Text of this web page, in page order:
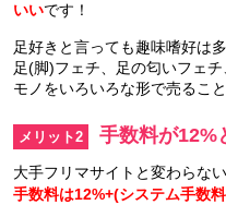
いいです！
足好きと言っても趣味嗜好は多
足(脚)フェチ、足の匂いフェ
モノをいろいろな形で売ること
メリット2 手数料が12%
大手フリマサイトと変わらな
手数料は12%+(システム手数